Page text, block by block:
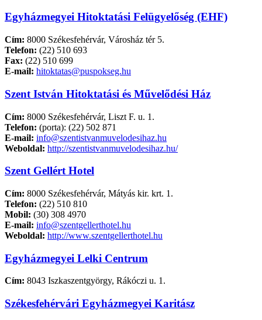
Egyházmegyei Hitoktatási Felügyelőség (EHF)
Cím: 8000 Székesfehérvár, Városház tér 5.
Telefon: (22) 510 693
Fax: (22) 510 699
E-mail: hitoktatas@puspokseg.hu
Szent István Hitoktatási és Művelődési Ház
Cím: 8000 Székesfehérvár, Liszt F. u. 1.
Telefon: (porta): (22) 502 871
E-mail: info@szentistvanmuvelodesihaz.hu
Weboldal: http://szentistvanmuvelodesihaz.hu/
Szent Gellért Hotel
Cím: 8000 Székesfehérvár, Mátyás kir. krt. 1.
Telefon: (22) 510 810
Mobil: (30) 308 4970
E-mail: info@szentgellerthotel.hu
Weboldal: http://www.szentgellerthotel.hu
Egyházmegyei Lelki Centrum
Cím: 8043 Iszkaszentgyörgy, Rákóczi u. 1.
Székesfehérvári Egyházmegyei Karitász